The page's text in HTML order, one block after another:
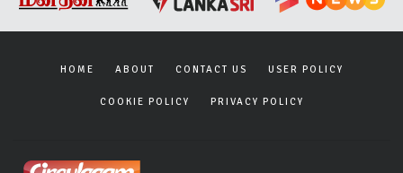
HOME ABOUT CONTACT US USER POLICY
COOKIE POLICY PRIVACY POLICY